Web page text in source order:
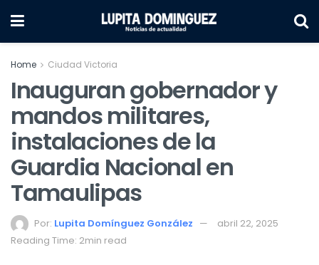
Home Ciudad Victoria
Inauguran gobernador y
mandos militares,
instalaciones de la
Guardia Nacional en
Tamaulipas
Por: Lupita Domínguez González
abril 22, 2025
Reading Time: 2min read